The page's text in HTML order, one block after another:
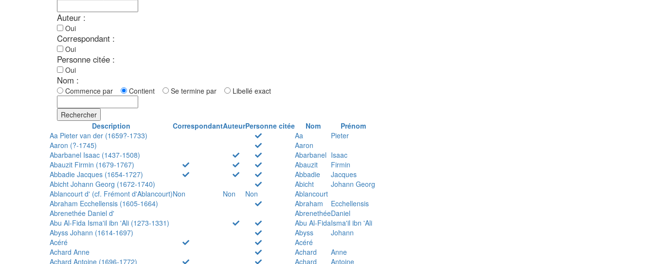
Auteur :
Oui
Correspondant :
Oui
Personne citée :
Oui
Nom :
Commence par Contient Se termine par Libellé exact
Rechercher
Description
CorrespondantAuteurPersonne citée Nom
Prénom
Aa Pieter van der (1659?-1733)
Aa
Pieter
Aaron (?-1745)
Aaron
Abarbanel Isaac (1437-1508)
Abarbanel Isaac
Abauzit Firmin (1679-1767)
Abauzit
Firmin
Abbadie Jacques (1654-1727)
Abbadie
Jacques
Abicht Johann Georg (1672-1740)
Abicht
Johann Georg
Ablancourt d' (cf. Frémont d'Ablancourt)Non Non Non
Ablancourt
Abraham Ecchellensis (1605-1664)
Abraham
Ecchellensis
Abrenethée Daniel d'
AbrenethéeDaniel
Abu Al-Fida Isma'il ibn 'Ali (1273-1331)
Abu Al-FidaIsma'il ibn 'Ali
Abyss Johann (1614-1697)
Abyss
Johann
Acéré
Acéré
Achard Anne
Achard
Anne
Achard Antoine (1696-1772)
Achard
Antoine